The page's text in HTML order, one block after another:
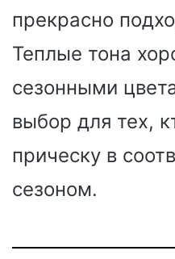
прекрасно
Теплые тона
сезонными
выбор для тех,
прическу в
сезоном.